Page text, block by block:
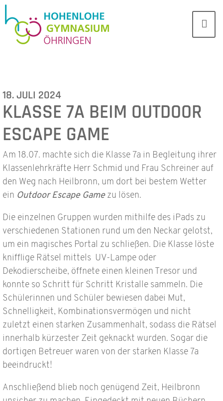
18. JULI 2024
KLASSE 7A BEIM OUTDOOR
ESCAPE GAME
Am 18.07. machte sich die Klasse 7a in Begleitung ihrer
Klassenlehrkräfte Herr Schmid und Frau Schreiner auf
den Weg nach Heilbronn, um dort bei bestem Wetter
ein Outdoor Escape Gamezu lösen.
Die einzelnen Gruppen wurden mithilfe des iPads zu
verschiedenen Stationen rund um den Neckar gelotst,
um ein magisches Portal zu schließen. Die Klasse löste
knifflige Rätsel mittels UV-Lampe oder
Dekodierscheibe, öffnete einen kleinen Tresor und
konnte so Schritt für Schritt Kristalle sammeln. Die
Schülerinnen und Schüler bewiesen dabei Mut,
Schnelligkeit, Kombinationsvermögen und nicht
zuletzt einen starken Zusammenhalt, sodass die Rätsel
innerhalb kürzester Zeit geknackt wurden. Sogar die
dortigen Betreuer waren von der starken Klasse 7a
beeindruckt!
Anschließend blieb noch genügend Zeit, Heilbronn